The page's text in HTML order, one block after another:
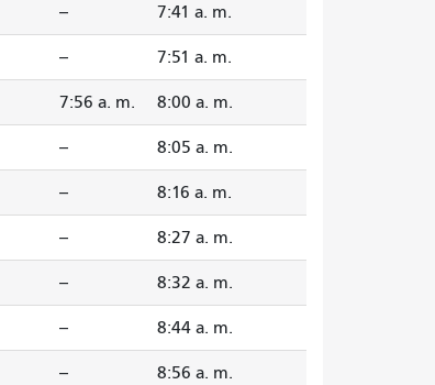
-- 7:41 a. m.
-- 7:51 a. m.
7:56 a. m. 8:00 a. m.
-- 8:05 a. m.
-- 8:16 a. m.
-- 8:27 a. m.
-- 8:32 a. m.
-- 8:44 a. m.
-- 8:56 a. m.